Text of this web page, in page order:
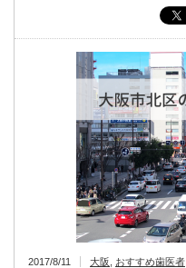
2017/8/11 大阪 おすすめ歯医者